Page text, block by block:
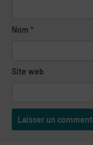
Nom *
Site web